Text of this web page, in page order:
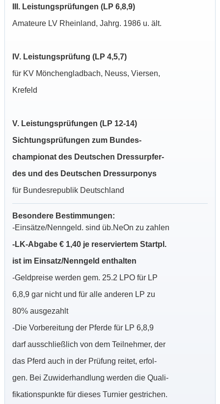
III. Leistungsprüfungen (LP 6,8,9)
Amateure LV Rheinland, Jahrg. 1986 u. ält.
IV. Leistungsprüfung (LP 4,5,7)
für KV Mönchengladbach, Neuss, Viersen,
Krefeld
V. Leistungsprüfungen (LP 12-14)
Sichtungsprüfungen zum Bundes-
championat des Deutschen Dressurpfer-
des und des Deutschen Dressurponys
für Bundesrepublik Deutschland
Besondere Bestimmungen:
-Einsätze/Nenngeld. sind üb.NeOn zu zahlen
-LK-Abgabe € 1,40 je reserviertem Startpl.
ist im Einsatz/Nenngeld enthalten
-Geldpreise werden gem. 25.2 LPO für LP
6,8,9 gar nicht und für alle anderen LP zu
80% ausgezahlt
-Die Vorbereitung der Pferde für LP 6,8,9
darf ausschließlich von dem Teilnehmer, der
das Pferd auch in der Prüfung reitet, erfol-
gen. Bei Zuwiderhandlung werden die Quali-
fikationspunkte für dieses Turnier gestrichen.